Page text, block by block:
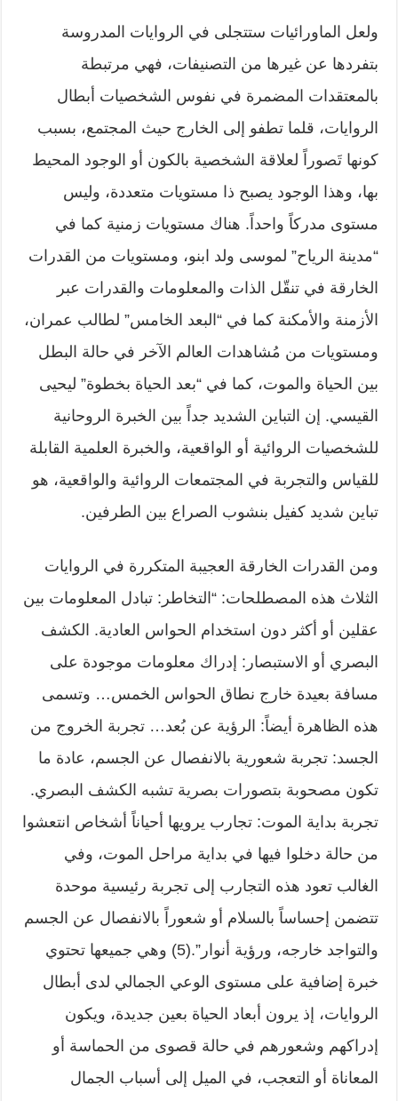
ولعل الماورائيات ستتجلى في الروايات المدروسة
بتفردها عن غيرها من التصنيفات، فهي مرتبطة
بالمعتقدات المضمرة في نفوس الشخصيات أبطال
الروايات، قلما تطفو إلى الخارج حيث المجتمع، بسبب
كونها تَصوراً لعلاقة الشخصية بالكون أو الوجود المحيط
بها، وهذا الوجود يصبح ذا مستويات متعددة، وليس
مستوى مدركاً واحداً. هناك مستويات زمنية كما في
“مدينة الرياح” لموسى ولد ابنو، ومستويات من القدرات
الخارقة في تنقّل الذات والمعلومات والقدرات عبر
الأزمنة والأمكنة كما في “البعد الخامس” لطالب عمران،
ومستويات من مُشاهدات العالم الآخر في حالة البطل
بين الحياة والموت، كما في “بعد الحياة بخطوة” ليحيى
القيسي. إن التباين الشديد جداً بين الخبرة الروحانية
للشخصيات الروائية أو الواقعية، والخبرة العلمية القابلة
للقياس والتجربة في المجتمعات الروائية والواقعية، هو
تباين شديد كفيل بنشوب الصراع بين الطرفين.
ومن القدرات الخارقة العجيبة المتكررة في الروايات
الثلاث هذه المصطلحات: “التخاطر: تبادل المعلومات بين
عقلين أو أكثر دون استخدام الحواس العادية. الكشف
البصري أو الاستبصار: إدراك معلومات موجودة على
مسافة بعيدة خارج نطاق الحواس الخمس… وتسمى
هذه الظاهرة أيضاً: الرؤية عن بُعد… تجربة الخروج من
الجسد: تجربة شعورية بالانفصال عن الجسم، عادة ما
تكون مصحوبة بتصورات بصرية تشبه الكشف البصري.
تجربة بداية الموت: تجارب يرويها أحياناً أشخاص انتعشوا
من حالة دخلوا فيها في بداية مراحل الموت، وفي
الغالب تعود هذه التجارب إلى تجربة رئيسية موحدة
تتضمن إحساساً بالسلام أو شعوراً بالانفصال عن الجسم
والتواجد خارجه، ورؤية أنوار”.(5) وهي جميعها تحتوي
خبرة إضافية على مستوى الوعي الجمالي لدى أبطال
الروايات، إذ يرون أبعاد الحياة بعين جديدة، ويكون
إدراكهم وشعورهم في حالة قصوى من الحماسة أو
المعاناة أو التعجب، في الميل إلى أسباب الجمال